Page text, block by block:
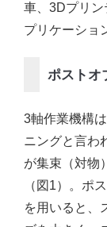
車、3Dプリ
プリケーショ
ポストオ
3軸作業機構
ニングと言わ
が集束（対物
（図1）。ポ
を用いると、